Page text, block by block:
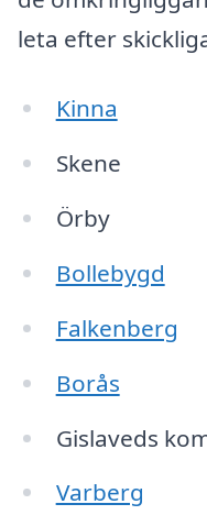
leta efter
Kinna
Skene
Örby
Bollebygd
Falkenberg
Borås
Gislaveds
Varberg